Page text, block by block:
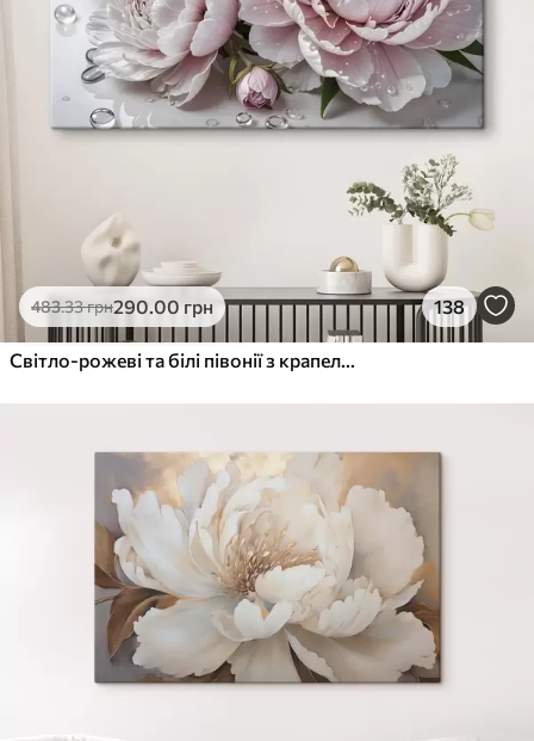
483.33грн290.00 грн 138
Світло-рожеві та білі півонії з крапельками води на пелюстках, тло - біла поверхня